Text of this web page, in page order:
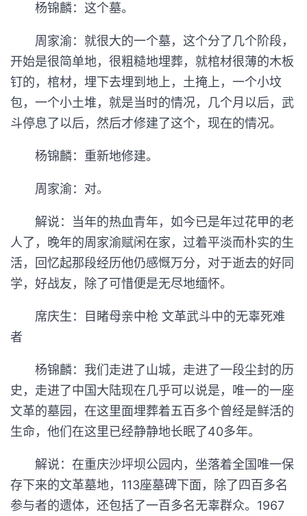
杨锦麟：这个墓。
周家渝：就很大的一个墓，这个分了几个阶段，
开始是很简单地，很粗糙地埋葬，就棺材很薄的木板
钉的，棺材，埋下去埋到地上，土掩上，一个小坟
包，一个小土堆，就是当时的情况，几个月以后，武
斗停息了以后，然后才修建了这个，现在的情况。
杨锦麟：重新地修建。
周家渝：对。
解说：当年的热血青年，如今已是年过花甲的老
人了，晚年的周家渝赋闲在家，过着平淡而朴实的生
活，回忆起那段经历他仍感慨万分，对于逝去的好同
学，好战友，除了可惜便是无尽地缅怀。
席庆生：目睹母亲中枪 文革武斗中的无辜死难
者
杨锦麟：我们走进了山城，走进了一段尘封的历
史，走进了中国大陆现在几乎可以说是，唯一的一座
文革的墓园，在这里面埋葬着五百多个曾经是鲜活的
生命，他们在这里已经静静地长眠了40多年。
解说：在重庆沙坪坝公园内，坐落着全国唯一保
存下来的文革墓地，113座墓碑下面，除了四百多名
参与者的遗体，还包括了一百多名无辜群众。1967